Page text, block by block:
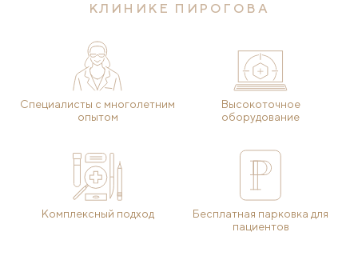
КЛИНИКЕ ПИРОГОВА
Специалисты с многолетним
опытом
Высокоточное
оборудование
Комплексный подход
Бесплатная парковка для
пациентов